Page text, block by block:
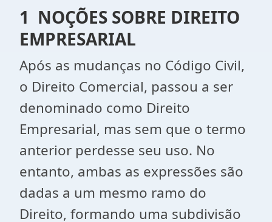
1 NOÇÕES SOBRE DIREITO
EMPRESARIAL
Após as mudanças no Código Civil,
o Direito Comercial, passou a ser
denominado como Direito
Empresarial, mas sem que o termo
anterior perdesse seu uso. No
entanto, ambas as expressões são
dadas a um mesmo ramo do
Direito, formando uma subdivisão